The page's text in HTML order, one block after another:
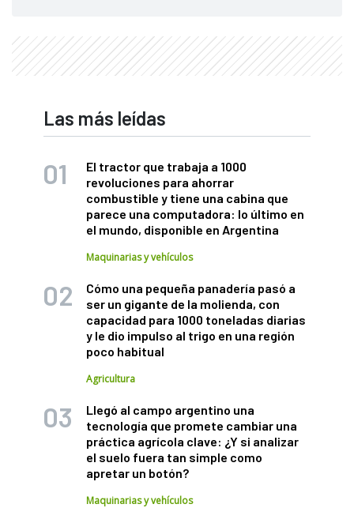
Las más leídas
El tractor que trabaja a 1000
revoluciones para ahorrar
combustible y tiene una cabina que
parece una computadora: lo último en
el mundo, disponible en Argentina
Maquinarias y vehículos
Cómo una pequeña panadería pasó a
ser un gigante de la molienda, con
capacidad para 1000 toneladas diarias
y le dio impulso al trigo en una región
poco habitual
Agricultura
Llegó al campo argentino una
tecnología que promete cambiar una
práctica agrícola clave: ¿Y si analizar
el suelo fuera tan simple como
apretar un botón?
Maquinarias y vehículos